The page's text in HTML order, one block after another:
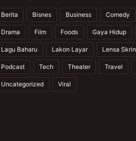
Berita Bisnes Business Comedy
Drama Film Foods Gaya Hidup
Lagu Baharu Lakon Layar Lensa Skrin
Podcast Tech Theater Travel
Uncategorized Viral